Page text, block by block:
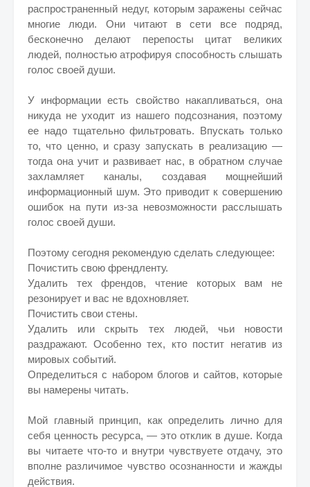
распространенный недуг, которым заражены сейчас
многие люди. Они читают в сети все подряд,
бесконечно делают перепосты цитат великих
людей, полностью атрофируя способность слышать
голос своей души.
У информации есть свойство накапливаться, она
никуда не уходит из нашего подсознания, поэтому
ее надо тщательно фильтровать. Впускать только
то, что ценно, и сразу запускать в реализацию —
тогда она учит и развивает нас, в обратном случае
захламляет каналы, создавая мощнейший
информационный шум. Это приводит к совершению
ошибок на пути из-за невозможности расслышать
голос своей души.
Поэтому сегодня рекомендую сделать следующее:
Почистить свою френдленту.
Удалить тех френдов, чтение которых вам не
резонирует и вас не вдохновляет.
Почистить свои стены.
Удалить или скрыть тех людей, чьи новости
раздражают. Особенно тех, кто постит негатив из
мировых событий.
Определиться с набором блогов и сайтов, которые
вы намерены читать.
Мой главный принцип, как определить лично для
себя ценность ресурса, — это отклик в душе. Когда
вы читаете что-то и внутри чувствуете отдачу, это
вполне различимое чувство осознанности и жажды
действия.